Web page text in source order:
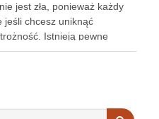
jest zła, ponieważ każdy
jeśli chcesz uniknąć
Istnieją pewne
bezpieczeństwa